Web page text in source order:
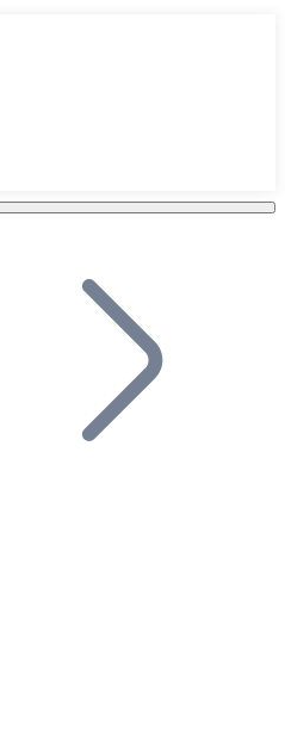
en tu plataforma.
en tu negocio y permite que
ecosistema.
ecosistema.